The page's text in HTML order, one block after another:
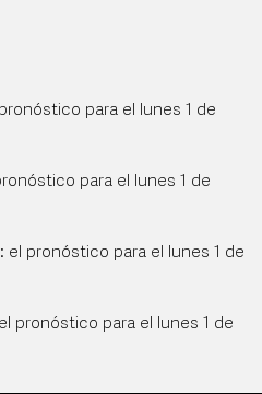
para el lunes 1 de
para el lunes 1 de
el pronóstico para el lunes 1 de
pronóstico para el lunes 1 de